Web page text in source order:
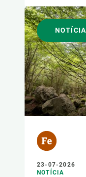
NOTÍCIA
23-07-2026
NOTÍCIA